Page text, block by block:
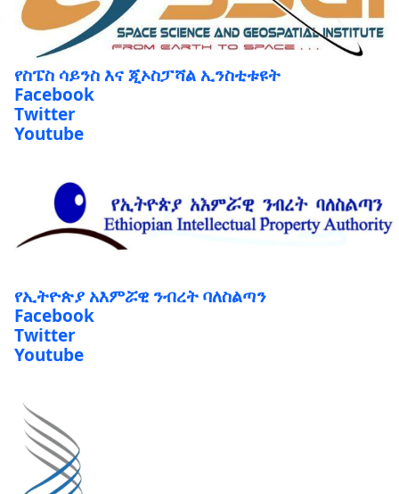
የስፔስ ሳይንስ እና ጂኦስፓሻል ኢንስቲቱዩት
Facebook
Twitter
Youtube
የኢትዮጵያ አእምሯዊ ንብረት ባለስልጣን
Facebook
Twitter
Youtube